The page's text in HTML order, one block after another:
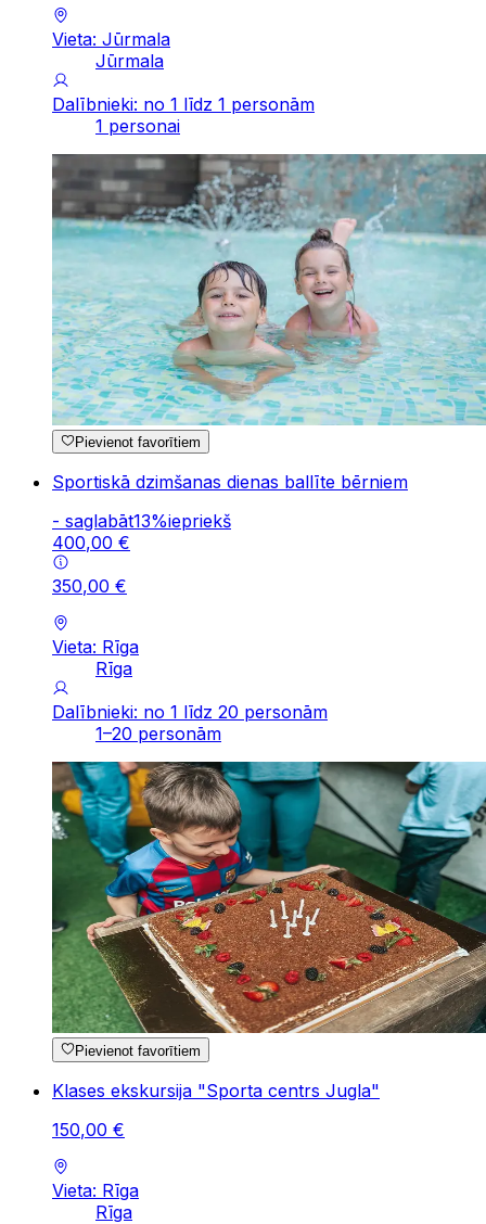
Vieta: Jūrmala
Jūrmala
Dalībnieki: no 1 līdz 1 personām
1 personai
Pievienot favorītiem
Sportiskā dzimšanas dienas ballīte bērniem
- saglabāt13%iepriekš
400,00 €
350,00 €
Vieta: Rīga
Rīga
Dalībnieki: no 1 līdz 20 personām
1–20 personām
Pievienot favorītiem
Klases ekskursija "Sporta centrs Jugla"
150,00 €
Vieta: Rīga
Rīga